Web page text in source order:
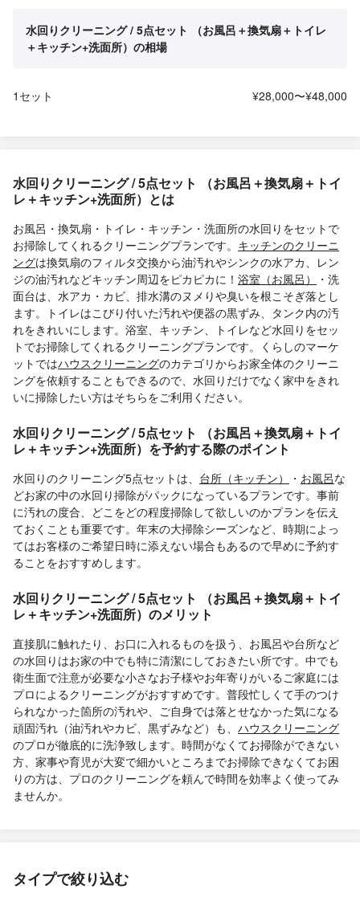
水回りクリーニング / 5点セット （お風呂＋換気扇＋トイレ
＋キッチン+洗面所）の相場
1セット ¥28,000〜¥48,000
水回りクリーニング / 5点セット （お風呂＋換気扇＋トイ
レ＋キッチン+洗面所）とは
お風呂・換気扇・トイレ・キッチン・洗面所の水回りをセットで
お掃除してくれるクリーニングプランです。 キッチンのクリーニ
ングは換気扇のフィルタ交換から油汚れやシンクの水アカ、レン
ジの油汚れなどキッチン周辺をピカピカに！ 浴室（お風呂）
・洗
面台は、水アカ・カビ、排水溝のヌメりや臭いを根こそぎ落とし
ます。トイレはこびり付いた汚れや便器の黒ずみ、タンク内の汚
れをきれいにします。浴室、キッチン、トイレなど水回りをセッ
トでお掃除してくれるクリーニングプランです。くらしのマーケ
ットではハウスクリーニングのカテゴリからお家全体のクリーニ
ングを依頼することもできるので、水回りだけでなく家中をきれ
いに掃除したい方はそちらをご利用ください。
水回りクリーニング / 5点セット （お風呂＋換気扇＋トイ
レ＋キッチン+洗面所）を予約する際のポイント
水回りのクリーニング5点セットは、 台所（キッチン） ・ お風呂な
どお家の中の水回り掃除がパックになっているプランです。事前
に汚れの度合、どこをどの程度掃除して欲しいのかプランを伝え
ておくことも重要です。年末の大掃除シーズンなど、時期によっ
てはお客様のご希望日時に添えない場合もあるので早めに予約す
ることをおすすめします。
水回りクリーニング / 5点セット （お風呂＋換気扇＋トイ
レ＋キッチン+洗面所）のメリット
直接肌に触れたり、お口に入れるものを扱う、お風呂や台所など
の水回りはお家の中でも特に清潔にしておきたい所です。中でも
衛生面で注意が必要な小さなお子様やお年寄りがいるご家庭には
プロによるクリーニングがおすすめです。普段忙しくて手のつけ
られなかった箇所の汚れや、ご自身では落とせなかった気になる
頑固汚れ（油汚れやカビ、黒ずみなど）も、 ハウスクリーニング
のプロが徹底的に洗浄致します。時間がなくてお掃除ができない
方、家事や育児が大変で細かいところまでお掃除できなくてお困
りの方は、プロのクリーニングを頼んで時間を効率よく使ってみ
ませんか。
タイプで絞り込む